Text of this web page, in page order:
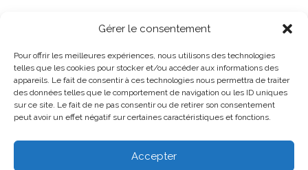
Gérer le consentement
Pour offrir les meilleures expériences, nous utilisons des technologies
telles que les cookies pour stocker et/ou accéder aux informations des
appareils. Le fait de consentir à ces technologies nous permettra de traiter
des données telles que le comportement de navigation ou les ID uniques
sur ce site. Le fait de ne pas consentir ou de retirer son consentement
peut avoir un effet négatif sur certaines caractéristiques et fonctions.
Accepter